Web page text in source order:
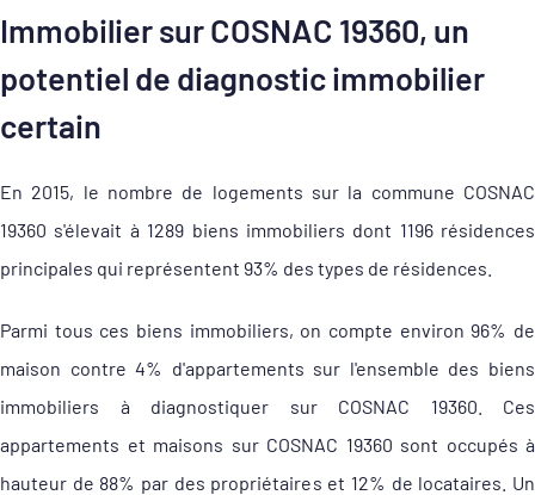
Immobilier sur COSNAC 19360, un
potentiel de diagnostic immobilier
certain
En 2015, le nombre de logements sur la commune COSNAC
19360 s'élevait à 1289 biens immobiliers dont 1196 résidences
principales qui représentent 93% des types de résidences.
Parmi tous ces biens immobiliers, on compte environ 96% de
maison contre 4% d'appartements sur l'ensemble des biens
immobiliers à diagnostiquer sur COSNAC 19360. Ces
appartements et maisons sur COSNAC 19360 sont occupés à
hauteur de 88% par des propriétaires et 12% de locataires. Un